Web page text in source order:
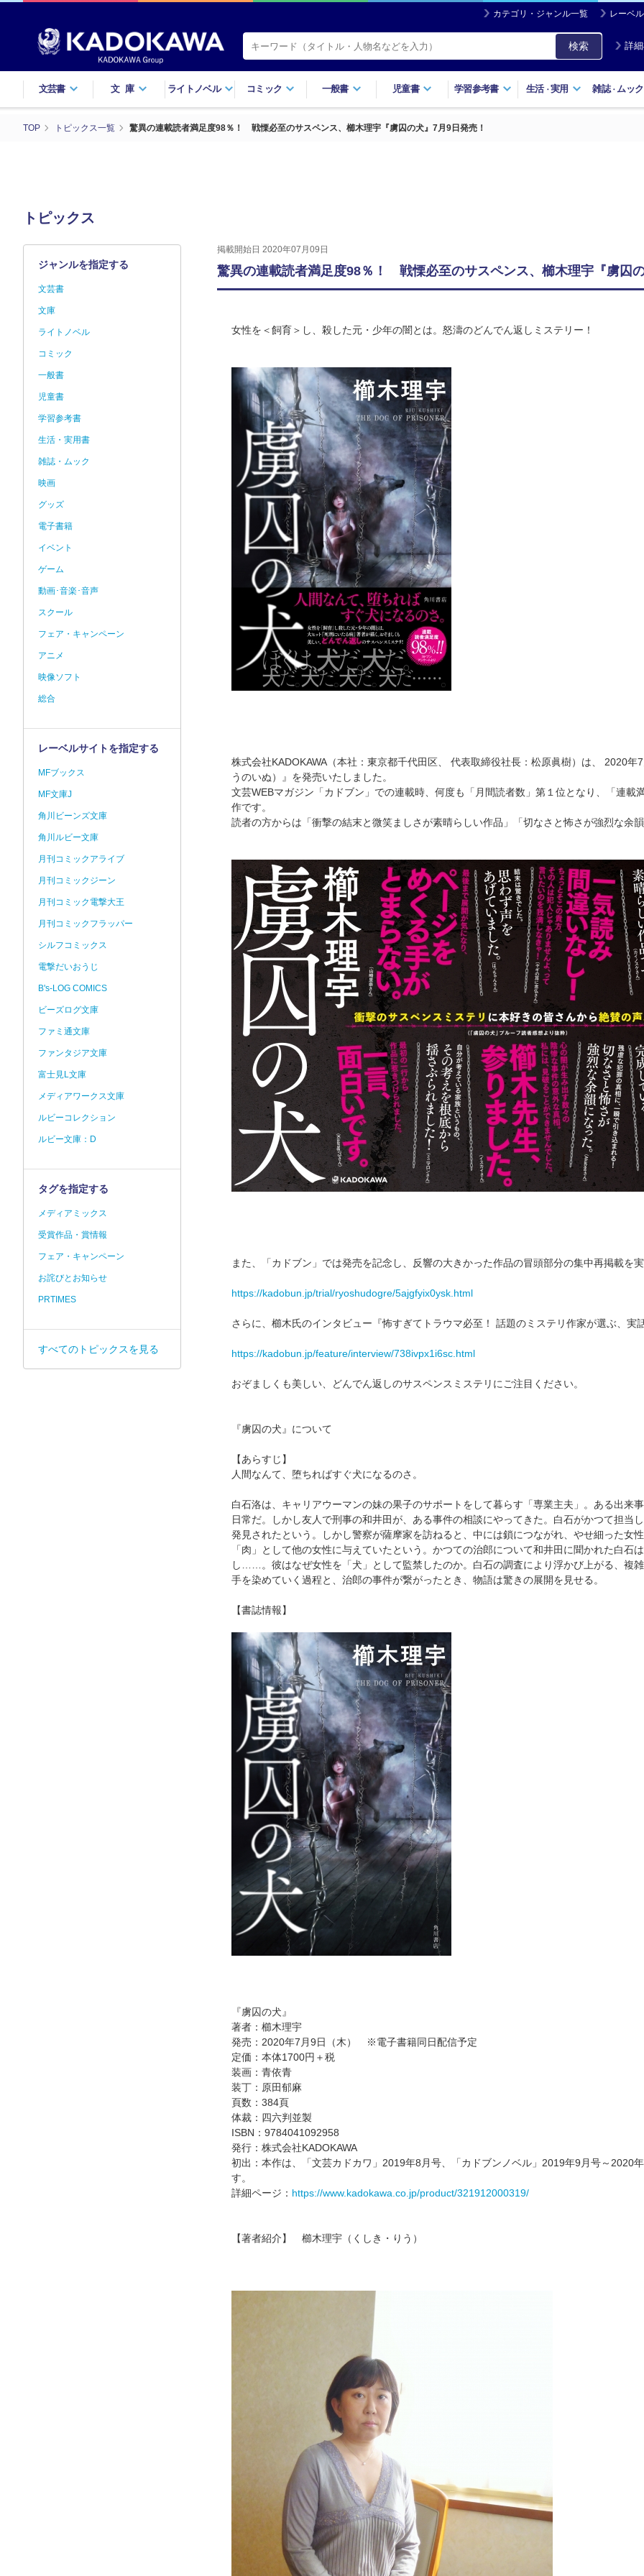
カテゴリ・ジャンル一覧 レーベ
検索 詳
文芸書 文庫 ライトノベル コミック 一般書 児童書 学習参考書 生活・実用 雑誌・ ムック
TOP トピックス一覧 驚異の連載読者満足度98％！ 戦慄必至のサスペンス、櫛木理宇『虜囚の犬』7月9日発売！
トピックス
掲載開始日 2020年07月09日
驚異の連載読者満足度98％！ 戦慄必至のサスペンス、櫛木理宇『虜囚
女性を＜飼育＞し、殺した元・少年の闇とは。怒濤のどんでん返しミステリー！
株式会社KADOKAWA（本社：東京都千代田区、 代表取締役社長：松原眞樹）は、 2020
うのいぬ）』を発売いたしました。
文芸WEBマガジン「カドブン」での連載時、何度も「月間読者数」第１位となり、「連
作です。
読者の方からは「衝撃の結末と微笑ましさが素晴らしい作品」「切なさと怖さが強烈な余
また、「カドブン」では発売を記念し、反響の大きかった作品の冒頭部分の集中再掲載を
https://kadobun.jp/trial/ryoshudogre/5ajgfyix0ysk.html
さらに、櫛木氏のインタビュー『怖すぎてトラウマ必至！ 話題のミステリ作家が選ぶ、
https://kadobun.jp/feature/interview/738ivpx1i6sc.html
おぞましくも美しい、どんでん返しのサスペンスミステリにご注目ください。
『虜囚の犬』について
【あらすじ】
人間なんて、堕ちればすぐ犬になるのさ。
白石洛は、キャリアウーマンの妹の果子のサポートをして暮らす「専業主夫」。ある出来
日常だ。しかし友人で刑事の和井田が、ある事件の相談にやってきた。白石がかつて担当
発見されたという。しかし警察が薩摩家を訪ねると、中には鎖につながれ、やせ細った女
「肉」として他の女性に与えていたという。かつての治郎について和井田に聞かれた白
し……。彼はなぜ女性を「犬」として監禁したのか。白石の調査により浮かび上がる、複
手を染めていく過程と、治郎の事件が繋がったとき、物語は驚きの展開を見せる。
【書誌情報】
『虜囚の犬』
著者：櫛木理宇
発売：2020年7月9日（木） ※電子書籍同日配信予定
定価：本体1700円＋税
装画：青依青
装丁：原田郁麻
頁数：384頁
体裁：四六判並製
ISBN：9784041092958
発行：株式会社KADOKAWA
初出：本作は、「文芸カドカワ」2019年8月号、「カドブンノベル」2019年9月号～2020
す。
詳細ページ： https://www.kadokawa.co.jp/product/321912000319/
【著者紹介】 櫛木理宇（くしき・りう）
ジャンルを指定する
文芸書
文庫
ライトノベル
コミック
一般書
児童書
学習参考書
生活・実用書
雑誌・ムック
映画
グッズ
電子書籍
イベント
ゲーム
動画･音楽･音声
スクール
フェア・キャンペーン
アニメ
映像ソフト
総合
レーベルサイトを指定する
MFブックス
MF文庫J
角川ビーンズ文庫
角川ルビー文庫
月刊コミックアライブ
月刊コミックジーン
月刊コミック電撃大王
月刊コミックフラッパー
シルフコミックス
電撃だいおうじ
B's-LOG COMICS
ビーズログ文庫
ファミ通文庫
ファンタジア文庫
富士見L文庫
メディアワークス文庫
ルビーコレクション
ルビー文庫：D
タグを指定する
メディアミックス
受賞作品・賞情報
フェア・キャンペーン
お詫びとお知らせ
PRTIMES
すべてのトピックスを見る